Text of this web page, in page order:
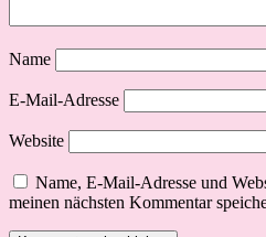
Name
E-Mail-Adresse
Website
Name, E-Mail-Adresse und
meinen nächsten Kommentar